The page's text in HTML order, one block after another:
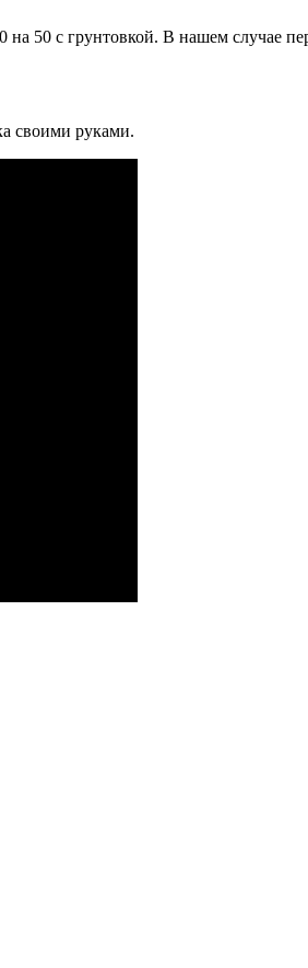
на 50 с грунтовкой. В нашем
своими руками.